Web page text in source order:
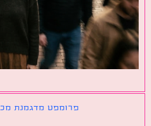
פרומפט מדגמנת מכשיר